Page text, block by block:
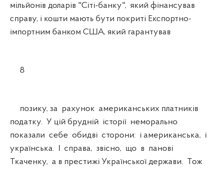
мільйонів доларів "Сіті-банку", який фінансував
справу, і кошти мають бути покриті Експортно-
імпортним банком США, який гарантував
8
позику, за рахунок американських платників
податку. У цій брудній історії неморально
показали себе обидві сторони: і американська, і
українська. І справа, звісно, що в панові
Ткаченку, а в престижі Української держави. Тож